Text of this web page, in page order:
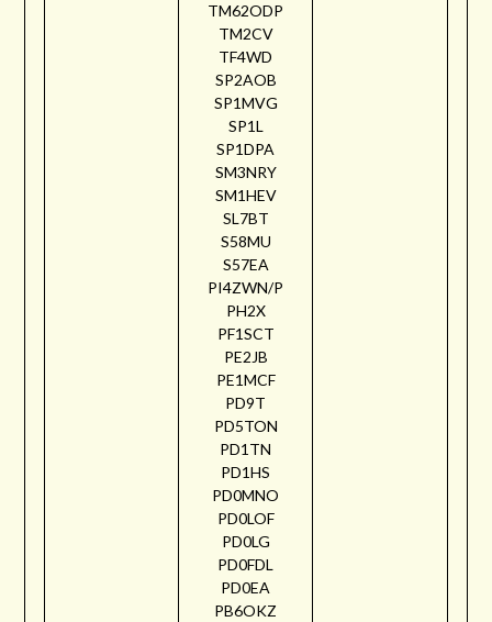
TM62ODP
TM2CV
TF4WD
SP2AOB
SP1MVG
SP1L
SP1DPA
SM3NRY
SM1HEV
SL7BT
S58MU
S57EA
PI4ZWN/P
PH2X
PF1SCT
PE2JB
PE1MCF
PD9T
PD5TON
PD1TN
PD1HS
PD0MNO
PD0LOF
PD0LG
PD0FDL
PD0EA
PB6OKZ